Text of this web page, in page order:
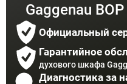
Gaggenau
Официальный
Гарантийное
духового шкафа
Диагностика за